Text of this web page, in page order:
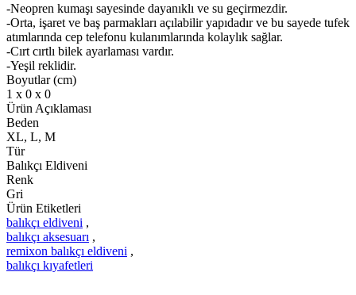
-Neopren kumaşı sayesinde dayanıklı ve su geçirmezdir.
-Orta, işaret ve baş parmakları açılabilir yapıdadır ve bu sayede tufek
atımlarında cep telefonu kulanımlarında kolaylık sağlar.
-Cırt cırtlı bilek ayarlaması vardır.
-Yeşil reklidir.
Boyutlar (cm)
1 x 0 x 0
Ürün Açıklaması
Beden
XL, L, M
Tür
Balıkçı Eldiveni
Renk
Gri
Ürün Etiketleri
balıkçı eldiveni ,
balıkçı aksesuarı ,
remixon balıkçı eldiveni ,
balıkçı kıyafetleri